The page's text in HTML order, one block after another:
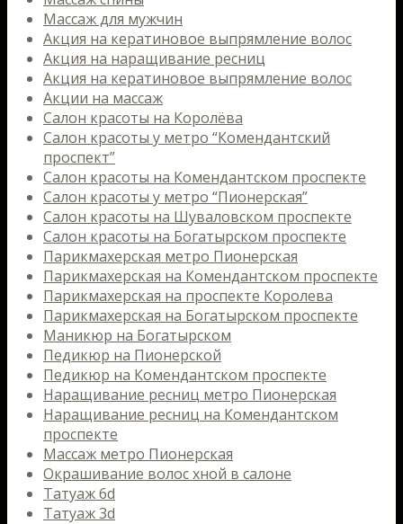
Массаж для мужчин
Акция на кератиновое выпрямление волос
Акция на наращивание ресниц
Акция на кератиновое выпрямление волос
Акции на массаж
Салон красоты на Королёва
Салон красоты у метро “Комендантский
проспект”
Салон красоты на Комендантском проспекте
Салон красоты у метро “Пионерская”
Салон красоты на Шуваловском проспекте
Салон красоты на Богатырском проспекте
Парикмахерская метро Пионерская
Парикмахерская на Комендантском проспекте
Парикмахерская на проспекте Королева
Парикмахерская на Богатырском проспекте
Маникюр на Богатырском
Педикюр на Пионерской
Педикюр на Комендантском проспекте
Наращивание ресниц метро Пионерская
Наращивание ресниц на Комендантском
проспекте
Массаж метро Пионерская
Окрашивание волос хной в салоне
Татуаж 6d
Татуаж 3d